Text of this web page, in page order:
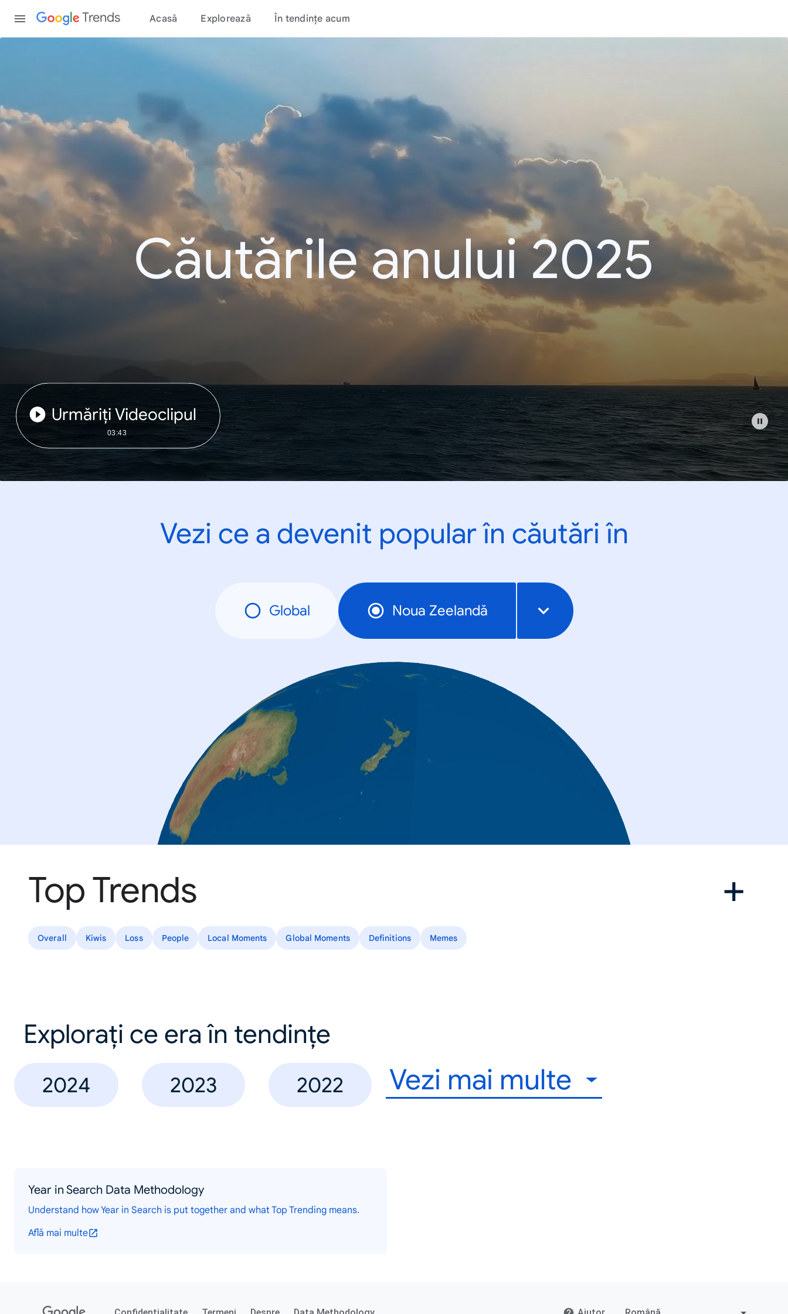
Trends Acasă Explorează În tendințe acum
Căutările anului 2025
Urmăriți Videoclipul
03:43
Vezi ce a devenit popular în căutări în
Global Noua Zeelandă
Top Trends
Overall Kiwis Loss People Local Moments Global Moments Definitions Memes
Explorați ce era în tendințe
2024 2023 2022 Vezi mai multe
Year in Search Data Methodology
Understand how Year in Search is put together and what Top Trending means.
Află mai multe